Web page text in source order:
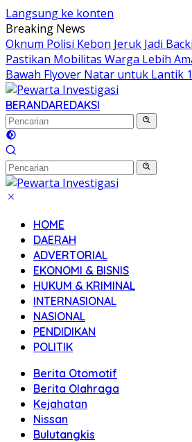
Langsung ke konten
Breaking News
Oknum Polisi Kebon Jeruk Jadi
Pastikan Mobilitas Warga Lebih
Bawah Flyover Natar untuk Lantik
BERANDAREDAKSI
HOME
DAERAH
ADVERTORIAL
EKONOMI & BISNIS
HUKUM & KRIMINAL
INTERNASIONAL
NASIONAL
PENDIDIKAN
POLITIK
Berita Otomotif
Berita Olahraga
Kejahatan
Nissan
Bulutangkis